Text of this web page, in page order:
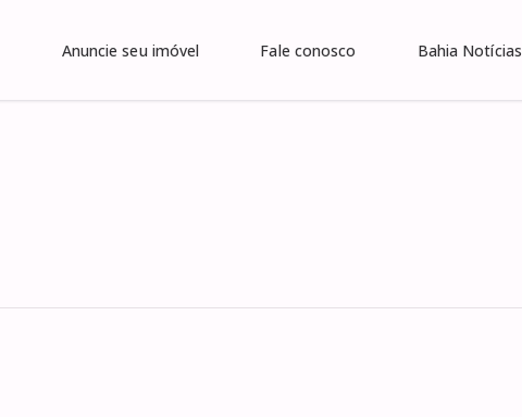
Anuncie seu imóvel Fale conosco Bahia Notícias